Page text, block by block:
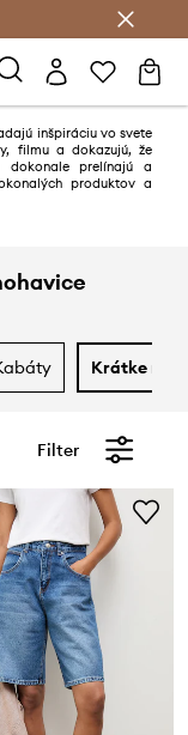
inšpiráciu vo svete
filmu a dokazujú, že
prelínajú a
produktov a
kabáty krátke
Filter